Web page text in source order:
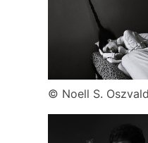
© Noell S. Oszvald